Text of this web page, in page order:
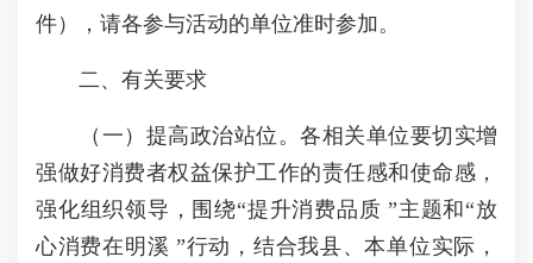
件），请各参与活动的单位准时参加。
二、有关要求
（一）提高政治站位。各相关单位要切实增
强做好消费者权益保护工作的责任感和使命感，
强化组织领导，围绕“提升消费品质 ”主题和“放
心消费在明溪 ”行动，结合我县、本单位实际，